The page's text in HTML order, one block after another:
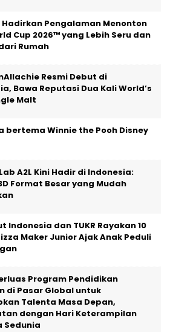
Hadirkan Pengalaman Menonton
Cup 2026™ yang Lebih Seru dan
Rumah
Resmi Debut di
Bawa Reputasi Dua Kali World’s
Malt
bertema Winnie the Pooh Disney
A2L Kini Hadir di Indonesia:
Format Besar yang Mudah
Indonesia dan TUKR Rayakan 10
Maker Junior Ajak Anak Peduli
Program Pendidikan
di Pasar Global untuk
Talenta Masa Depan,
dengan Hari Keterampilan
Sedunia